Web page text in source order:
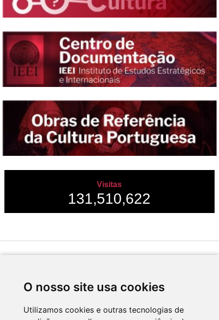
O nosso site usa cookies
Utilizamos cookies e outras tecnologias de
Visitas
131,510,622